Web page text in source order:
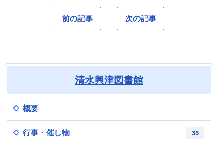
前の記事 次の記事
清水興津図書館
概要
35
行事・催し物